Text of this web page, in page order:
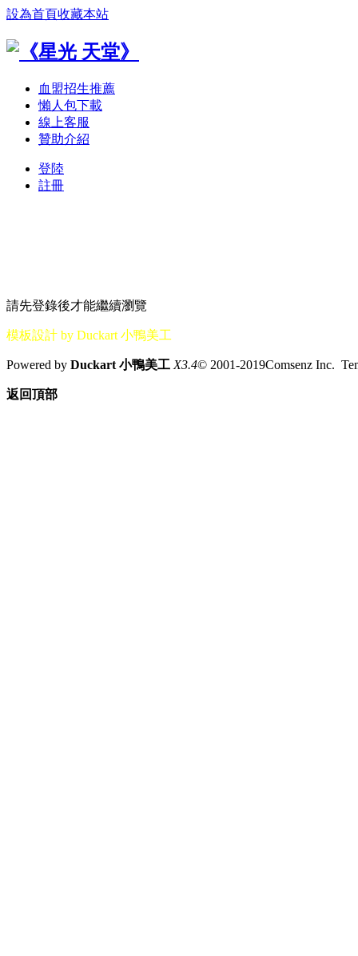
設為首頁收藏本站
血盟招生推薦
懶人包下載
線上客服
贊助介紹
登陸
註冊
請先登錄後才能繼續瀏覽
模板設計 by Duckart 小鴨美工
Powered by Duckart 小鴨美工 X3.4© 2001-2019Comsenz Inc.
返回頂部